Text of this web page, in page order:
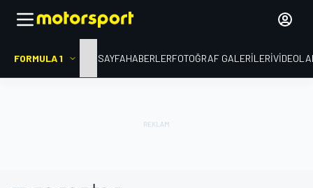
FORMULA 1 ANA SAYFAHABERLERFOTOĞRAF GALERILERI